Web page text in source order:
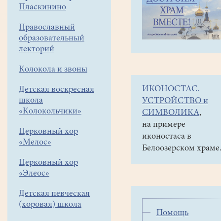
меню
Пласкинино
Православный
образовательный
лекторий
Колокола и звоны
Детская воскресная
школа
«Колокольчики»
Церковный хор
«Мелос»
Церковный хор
«Элеос»
Детская певческая
(хоровая) школа
навигации
Социальная
Помощь
Справочник
бездомного
.
справочнике
содержатся
актуальные
ИКОНОСТАС.
УСТРОЙСТВО и
СИМВОЛИКА,
на примере
иконостаса в
Белоозерском храме.
Помощь